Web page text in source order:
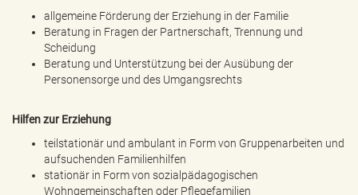
allgemeine Förderung der Erziehung in der Familie
Beratung in Fragen der Partnerschaft, Trennung und
Scheidung
Beratung und Unterstützung bei der Ausübung der
Personensorge und des Umgangsrechts
Hilfen zur Erziehung
teilstationär und ambulant in Form von Gruppenarbeiten und
aufsuchenden Familienhilfen
stationär in Form von sozialpädagogischen
Wohngemeinschaften oder Pflegefamilien